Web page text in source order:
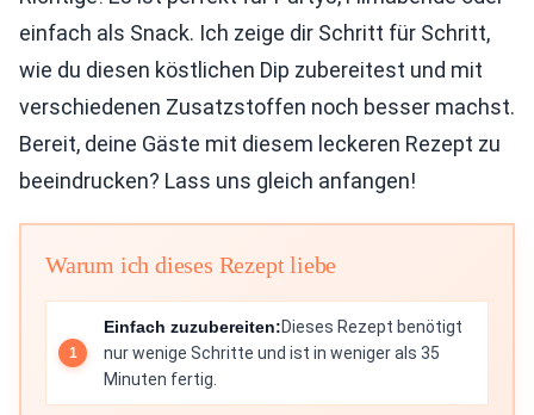
einfach als Snack. Ich zeige dir Schritt für Schritt,
wie du diesen köstlichen Dip zubereitest und mit
verschiedenen Zusatzstoffen noch besser machst.
Bereit, deine Gäste mit diesem leckeren Rezept zu
beeindrucken? Lass uns gleich anfangen!
Warum ich dieses Rezept liebe
Einfach zuzubereiten:Dieses Rezept benötigt
nur wenige Schritte und ist in weniger als 35
Minuten fertig.